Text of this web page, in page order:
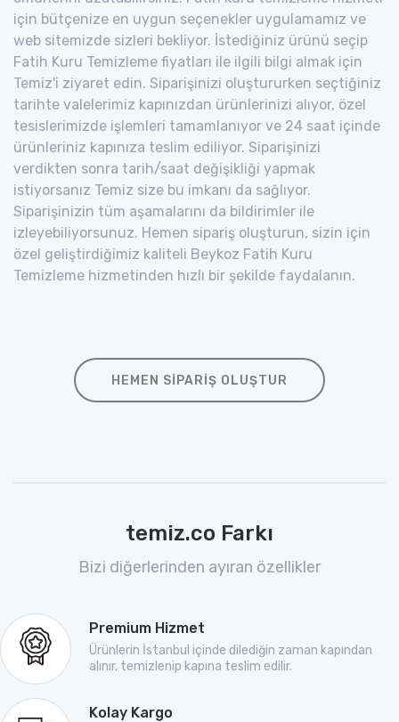
için bütçenize en uygun seçenekler uygulamamız ve
web sitemizde sizleri bekliyor. İstediğiniz ürünü seçip
Fatih Kuru Temizleme fiyatları ile ilgili bilgi almak için
Temiz'i ziyaret edin. Siparişinizi oluştururken seçtiğiniz
tarihte valelerimiz kapınızdan ürünlerinizi alıyor, özel
tesislerimizde işlemleri tamamlanıyor ve 24 saat içinde
ürünleriniz kapınıza teslim ediliyor. Siparişinizi
verdikten sonra tarih/saat değişikliği yapmak
istiyorsanız Temiz size bu imkanı da sağlıyor.
Siparişinizin tüm aşamalarını da bildirimler ile
izleyebiliyorsunuz. Hemen sipariş oluşturun, sizin için
özel geliştirdiğimiz kaliteli Beykoz Fatih Kuru
Temizleme hizmetinden hızlı bir şekilde faydalanın.
HEMEN SIPARIŞ OLUŞTUR
temiz.co Farkı
Bizi diğerlerinden ayıran özellikler
Premium Hizmet
Ürünlerin İstanbul içinde dilediğin zaman kapından
alınır, temizlenip kapına teslim edilir.
Kolay Kargo